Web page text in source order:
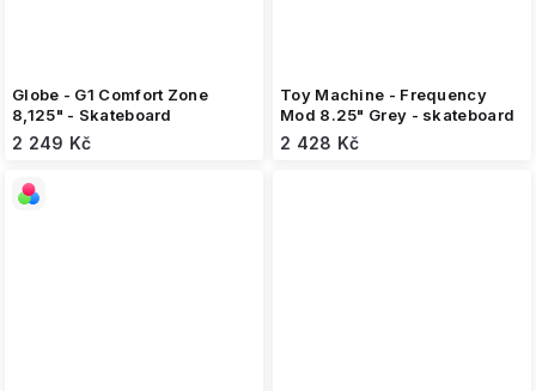
Globe - G1 Comfort Zone
8,125" - Skateboard
2 249 Kč
Toy Machine - Frequency
Mod 8.25" Grey - skateboard
2 428 Kč